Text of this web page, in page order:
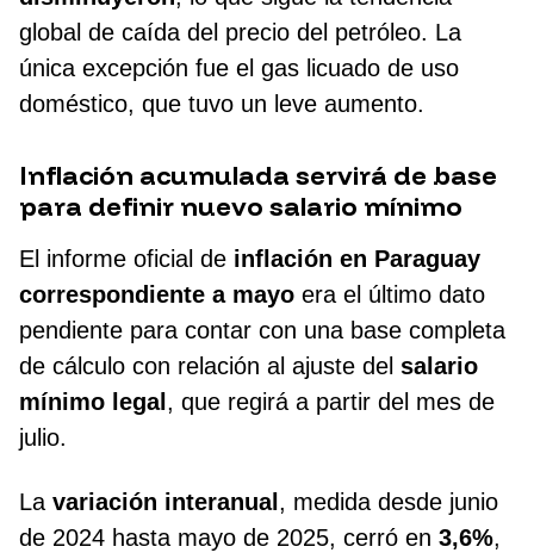
global de caída del precio del petróleo. La
única excepción fue el gas licuado de uso
doméstico, que tuvo un leve aumento.
Inflación acumulada servirá de base
para definir nuevo salario mínimo
El informe oficial de inflación en Paraguay
correspondiente a mayo era el último dato
pendiente para contar con una base completa
de cálculo con relación al ajuste del salario
mínimo legal , que regirá a partir del mes de
julio.
La variación interanual , medida desde junio
de 2024 hasta mayo de 2025, cerró en 3,6%,